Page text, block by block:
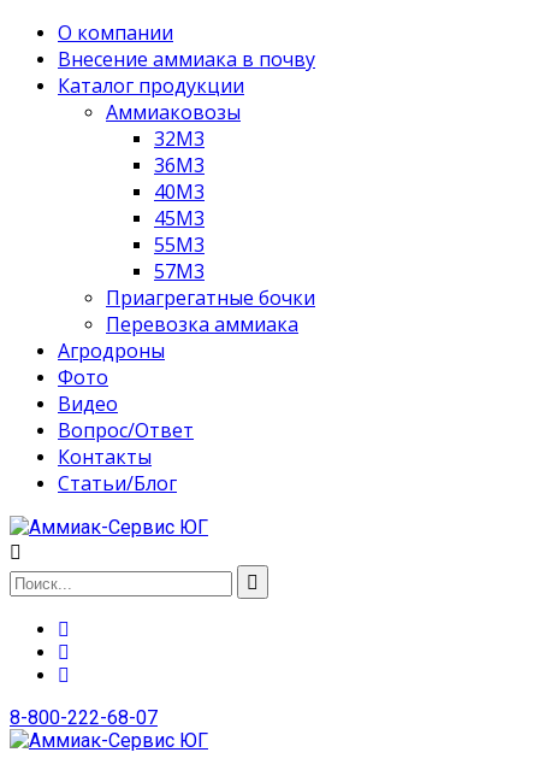
О компании
Внесение аммиака в почву
Каталог продукции
Аммиаковозы
32М3
36М3
40М3
45М3
55М3
57М3
Приагрегатные бочки
Перевозка аммиака
Агродроны
Фото
Видео
Вопрос/Ответ
Контакты
Статьи/Блог
8-800-222-68-07